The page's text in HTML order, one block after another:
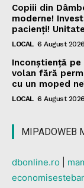
Copiii din
moderne!
pacienți!
LOCAL 6 August 2026
Inconștiență
volan fără
cu un moped
LOCAL 6 August 2026
MIPADOWEB
dbonline.ro